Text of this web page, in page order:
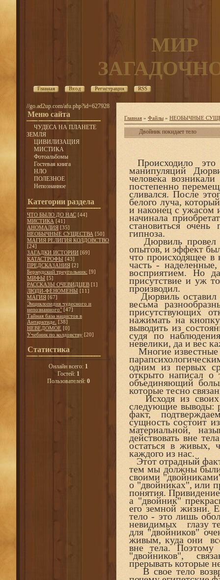
МИР
Главная Вход Регистрация RSS
//go.ad2up.com/afu.php?id=627928
Меню сайта
ЧУДЕСА НА ПЛАНЕТЕ
ЗЕМЛЯ
ЦИВИЛИЗАЦИЯ
МИСТИКА
Фотоальбомы
Гостевая книга
НЛО
ПОЛЕЗНОЕ
Непознанное
Категории раздела
ЧТО БЫЛО ДО НАС [44]
МИСТИКА [41]
АНОМАЛИЯ [35]
НЕОБЫЧНЫЕ СУЩЕСТВА [50]
МАГИЯ РЕЛИГИЯ КОЛДОВСТВО
[24]
ЗАГАДКИ ИСТОРИИ [69]
КАТАСТРОФЫ [43]
ПРЕДСКАЗАНИЯ [2]
Бермудский треугольник: [9]
МИФЫ [5]
РАССКАЗЫ ОЧЕВИДЦЕВ [1]
ЛЮДИ-ФЕНОМЕНЫ [11]
МАГИЯ [67]
Энциклопедия чудесного и
непознанного" [47]
Тайная база нацистов в
Антарктиде. [38]
НЕВЕДОМОЕ [0]
Учебник по колдовству [20]
Статистика
Онлайн всего: 1
Гостей: 1
Пользователей: 0
Главная » Файлы » НЕОБЫЧНЫЕ
Двойник покидает тело
Происходило
манипуляций
человека
постепенно
сливался. После
белого луча,
и наконец с ужасом
начинала
становиться очень
гипноза.
Дюрвиль провел
опытов, и эффект
что происходящее в
часть -
восприятием. Но
присутствие и уж
производил.
Дюрвиль оставил
весьма
присутствующих
нажимать на кнопку
выводить из
судя по
невелики, да и вес
Многие известные
одним из первых
открыто написал о
объединяющий
которые тесно
Исходя из своих
следующие выводы:
факт,
сущность состоит
материальной,
действовать вне
остаться в живых,
каждого из нас.
Этот отрадный
тем мы должны
своими
о "двойниках", или
понятия.
а "двойник"
его земной жизни.
тело - это лишь
невидимых глазу
для "двойников"
живым, куда они
вне тела. Поэтому
"двойников",
прерывать которые
В свое тело